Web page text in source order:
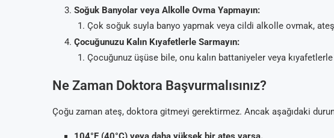
Soğuk Banyolar veya Alkolle Ovma Yapmayın:
Çok soğuk suyla banyo yapmak veya cildi alkolle ovmak,
Çocuğunuzu Kalın Kıyafetlerle Sarmayın:
Çocuğunuz üşüse bile, onu kalın battaniyeler veya kıyafetlerle
Ne Zaman Doktora Başvurmalısınız?
Çoğu zaman ateş, doktora gitmeyi gerektirmez. Ancak aşağıdaki